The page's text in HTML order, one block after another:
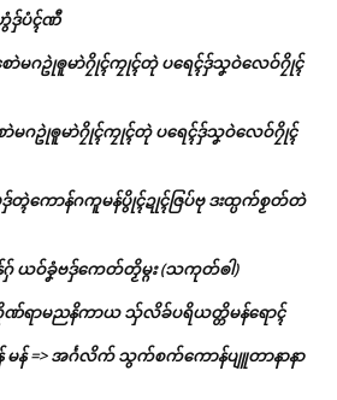
ဟွံဒှ်ပံၚ်ဏီ
မဂဥုဲၜူမာဲဂၠိုၚ်ကၠုၚ်တုဲ ပရေၚ်ဒှ်သၞဝဲလေဝ်ဂၠိုၚ်
မဂဥုဲၜူမာဲဂၠိုၚ်ကၠုၚ်တုဲ ပရေၚ်ဒှ်သၞဝဲလေဝ်ဂၠိုၚ်
တ္ၚဲကောန်ဂကူမန်ပွိုၚ်ဍုၚ်ဇြပ်ဗု ဒးထ္ပက်စၟတ်တဲ
ယဝ်ခၞံဗဒှ်ကေတ်တၟိမ္ဂး (သကုတ်ၜါ)
ဏ်ရာမညနိကာယ သှ်လိခ်ပရိယတ္တိမန်ရောၚ်
မန် => အၚ်္ဂလိက် သွက်စက်ကောန်ပျူတာနာနာ